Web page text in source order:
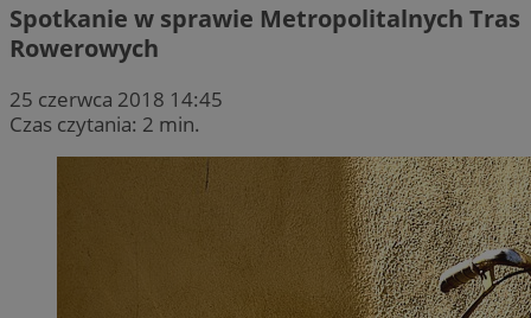
Spotkanie w sprawie Metropolitalnych Tras
Rowerowych
25 czerwca 2018 14:45
Czas czytania: 2 min.